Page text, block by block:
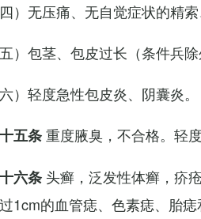
四）无压痛、无自觉症状的精
五）包茎、包皮过长（条件兵除
六）轻度急性包皮炎、阴囊炎。
五条重度腋臭，不合格。轻
六条 头癣，泛发性体癣，疥
1cm的血管痣、色素痣、胎